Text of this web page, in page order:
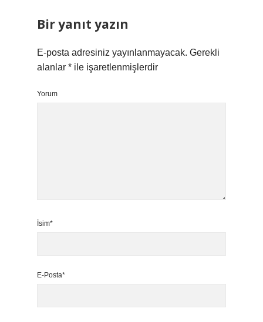
Bir yanıt yazın
E-posta adresiniz yayınlanmayacak. Gerekli
alanlar * ile işaretlenmişlerdir
Yorum
İsim*
E-Posta*